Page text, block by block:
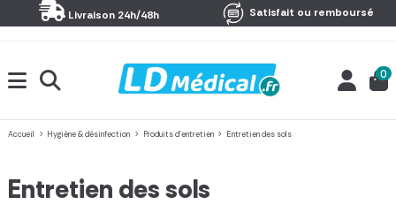
Livraison 24h/48h Satisfait ou remboursé
0
Accueil Hygiène & désinfection Produits d'entretien Entretien des sols
Entretien des sols
Panneau de gestion des cookies